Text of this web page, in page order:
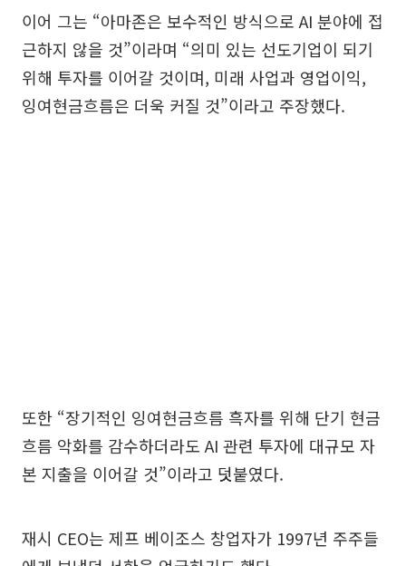
이어 그는 “아마존은 보수적인 방식으로 AI 분야에 접
근하지 않을 것”이라며 “의미 있는 선도기업이 되기
위해 투자를 이어갈 것이며, 미래 사업과 영업이익,
잉여현금흐름은 더욱 커질 것”이라고 주장했다.
또한 “장기적인 잉여현금흐름 흑자를 위해 단기 현금
흐름 악화를 감수하더라도 AI 관련 투자에 대규모 자
본 지출을 이어갈 것”이라고 덧붙였다.
재시 CEO는 제프 베이조스 창업자가 1997년 주주들